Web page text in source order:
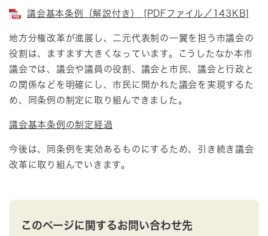
議会基本条例（解説付き） [PDFファイル／143KB]
地方分権改革が進展し、二元代表制の一翼を担う市議会の
役割は、ますます大きくなっています。こうしたなか本市
議会では、議会や議員の役割、議会と市民、議会と行政と
の関係などを明確にし、市民に開かれた議会を実現するた
め、同条例の制定に取り組んできました。
議会基本条例の制定経過
今後は、同条例を実効あるものにするため、引き続き議会
改革に取り組んでいきます。
このページに関するお問い合わせ先